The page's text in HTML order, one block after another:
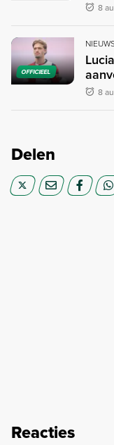
8
OFFICIEEL
8
Delen
Reacties